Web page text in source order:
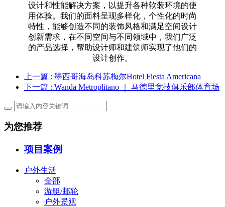
设计和性能解决方案，以提升各种软装环境的使
用体验。我们的面料呈现多样化，个性化的时尚
特性，能够创造不同的装饰风格和满足空间设计
创新需求，在不同空间与不同领域中，我们广泛
的产品选择，帮助设计师和建筑师实现了他们的
设计创作。
上一篇 : 墨西哥海岛科苏梅尔Hotel Fiesta Americana
下一篇 : Wanda Metroplitano ｜ 马德里竞技俱乐部体育场
为您推荐
项目案例
户外生活
全部
游艇/邮轮
户外景观